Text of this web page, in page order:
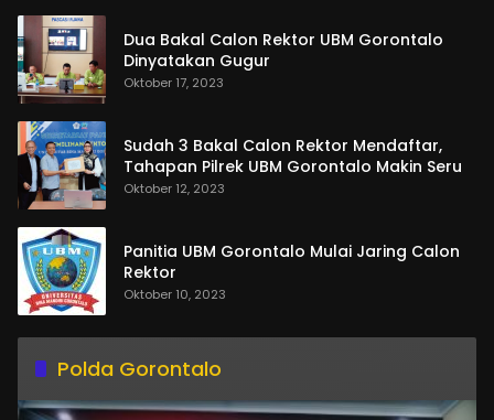
Dua Bakal Calon Rektor UBM Gorontalo
Dinyatakan Gugur
Oktober 17, 2023
Sudah 3 Bakal Calon Rektor Mendaftar,
Tahapan Pilrek UBM Gorontalo Makin Seru
Oktober 12, 2023
Panitia UBM Gorontalo Mulai Jaring Calon
Rektor
Oktober 10, 2023
Polda Gorontalo